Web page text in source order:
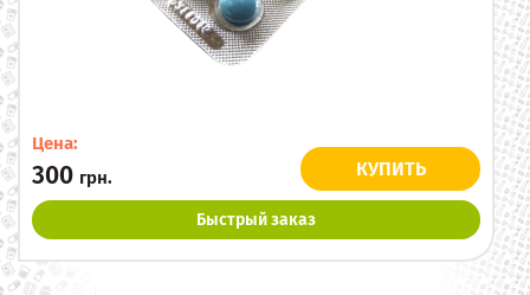
Цена:
300 грн. КУПИТЬ
Быстрый заказ